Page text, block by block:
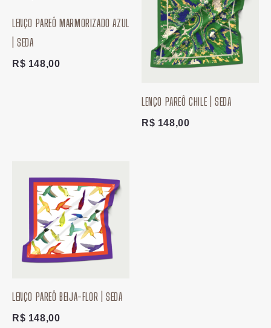
LENÇO PAREÔ MARMORIZADO AZUL
| SEDA
R$ 148,00
LENÇO PAREÔ CHILE | SEDA
R$ 148,00
LENÇO PAREÔ BEIJA-FLOR | SEDA
R$ 148,00